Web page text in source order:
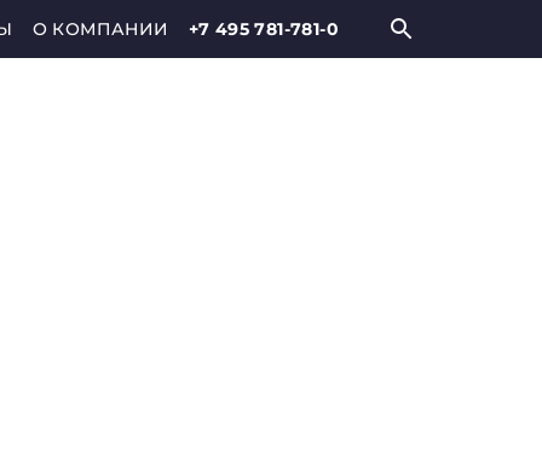
О КОМПАНИИ +7 495 781-781-0